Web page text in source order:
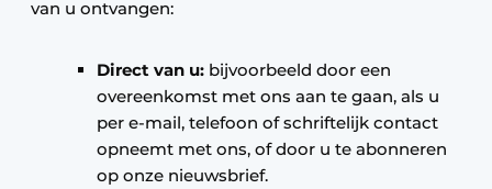
van u ontvangen:
Direct van u: bijvoorbeeld door een
overeenkomst met ons aan te gaan, als u
per e-mail, telefoon of schriftelijk contact
opneemt met ons, of door u te abonneren
op onze nieuwsbrief.